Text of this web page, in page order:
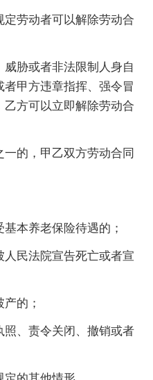
定劳动者可以解除劳动合
胁或者非法限制人身自
甲方违章指挥、强令冒
乙方可以立即解除劳动合
的，甲乙双方劳动合同
基本养老保险待遇的；
人民法院宣告死亡或者宣
的；
照、责令关闭、撤销或者